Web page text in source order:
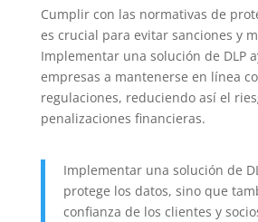
Cumplir con las normativas de
es crucial para evitar sanciones y
Implementar una solución de DLP
empresas a mantenerse en línea
regulaciones, reduciendo así el
penalizaciones financieras.
Implementar una solución de
protege los datos, sino que
confianza de los clientes y